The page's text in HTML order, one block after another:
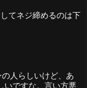
てネジ締めるのは下
人らしいけど、あ
いですな。言い方悪